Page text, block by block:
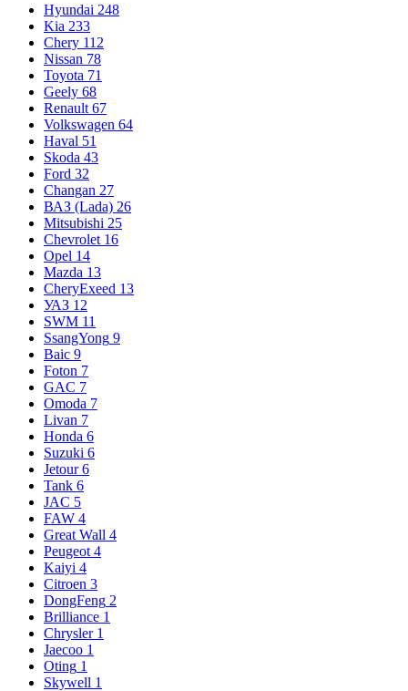
Hyundai 248
Kia 233
Chery 112
Nissan 78
Toyota 71
Geely 68
Renault 67
Volkswagen 64
Haval 51
Skoda 43
Ford 32
Changan 27
ВАЗ (Lada) 26
Mitsubishi 25
Chevrolet 16
Opel 14
Mazda 13
CheryExeed 13
УАЗ 12
SWM 11
SsangYong 9
Baic 9
Foton 7
GAC 7
Omoda 7
Livan 7
Honda 6
Suzuki 6
Jetour 6
Tank 6
JAC 5
FAW 4
Great Wall 4
Peugeot 4
Kaiyi 4
Citroen 3
DongFeng 2
Brilliance 1
Chrysler 1
Jaecoo 1
Oting 1
Skywell 1